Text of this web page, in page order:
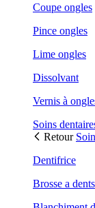
Coupe ongles
Pince ongles
Lime ongles
Dissolvant
Vernis à
Soins
Retour
Dentifrice
Brosse a dents